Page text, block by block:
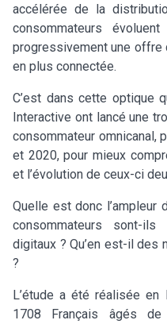
accélérée de la
consommateurs
progressivement une offre
en plus connectée.
C’est dans cette optique
Interactive ont lancé une
consommateur omnicanal,
et 2020, pour mieux
et l’évolution de ceux-ci
Quelle est donc l’ampleur
consommateurs sont-
digitaux ? Qu’en est-il des
?
L’étude a été réalisée
1708 Français âgés